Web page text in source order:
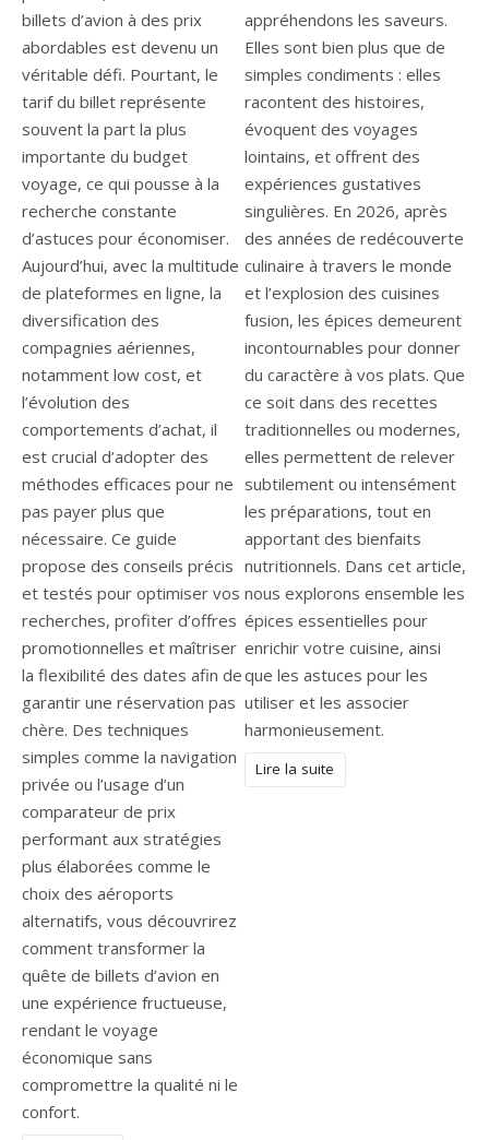
billets d’avion à des prix
abordables est devenu un
véritable défi. Pourtant, le
tarif du billet représente
souvent la part la plus
importante du budget
voyage, ce qui pousse à la
recherche constante
d’astuces pour économiser.
Aujourd’hui, avec la multitude
de plateformes en ligne, la
diversification des
compagnies aériennes,
notamment low cost, et
l’évolution des
comportements d’achat, il
est crucial d’adopter des
méthodes efficaces pour ne
pas payer plus que
nécessaire. Ce guide
propose des conseils précis
et testés pour optimiser vos
recherches, profiter d’offres
promotionnelles et maîtriser
la flexibilité des dates afin de
garantir une réservation pas
chère. Des techniques
simples comme la navigation
privée ou l’usage d’un
comparateur de prix
performant aux stratégies
plus élaborées comme le
choix des aéroports
alternatifs, vous découvrirez
comment transformer la
quête de billets d’avion en
une expérience fructueuse,
rendant le voyage
économique sans
compromettre la qualité ni le
confort.
appréhendons les saveurs.
Elles sont bien plus que de
simples condiments : elles
racontent des histoires,
évoquent des voyages
lointains, et offrent des
expériences gustatives
singulières. En 2026, après
des années de redécouverte
culinaire à travers le monde
et l’explosion des cuisines
fusion, les épices demeurent
incontournables pour donner
du caractère à vos plats. Que
ce soit dans des recettes
traditionnelles ou modernes,
elles permettent de relever
subtilement ou intensément
les préparations, tout en
apportant des bienfaits
nutritionnels. Dans cet article,
nous explorons ensemble les
épices essentielles pour
enrichir votre cuisine, ainsi
que les astuces pour les
utiliser et les associer
harmonieusement.
Lire la suite